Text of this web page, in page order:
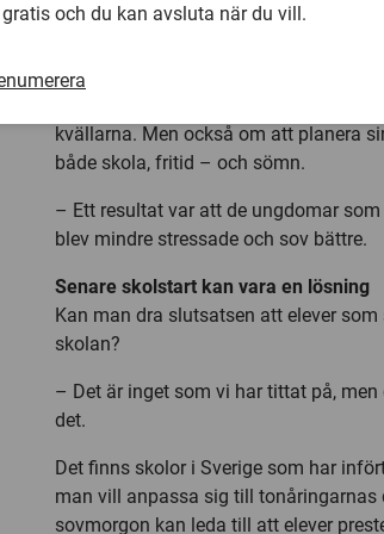
Serena Bauducco och hennes
med högstadieelever i Örebro. Syftet
rutiner för att få en bra sömn. Det
med sig mobilen i sängen, inte
kvällarna. Men också om att planera
både skola, fritid – och sömn.
– Ett resultat var att de ungdomar
blev mindre stressade och sov bättre.
Senare skolstart kan vara en lösning
Kan man dra slutsatsen att elever
skolan?
– Det är inget som vi har tittat på,
det.
Det finns skolor i Sverige som har
man vill anpassa sig till
sovmorgon kan leda till att elever
gratis och du kan avsluta när du vill.